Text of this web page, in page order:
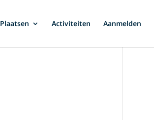
Plaatsen Activiteiten Aanmelden